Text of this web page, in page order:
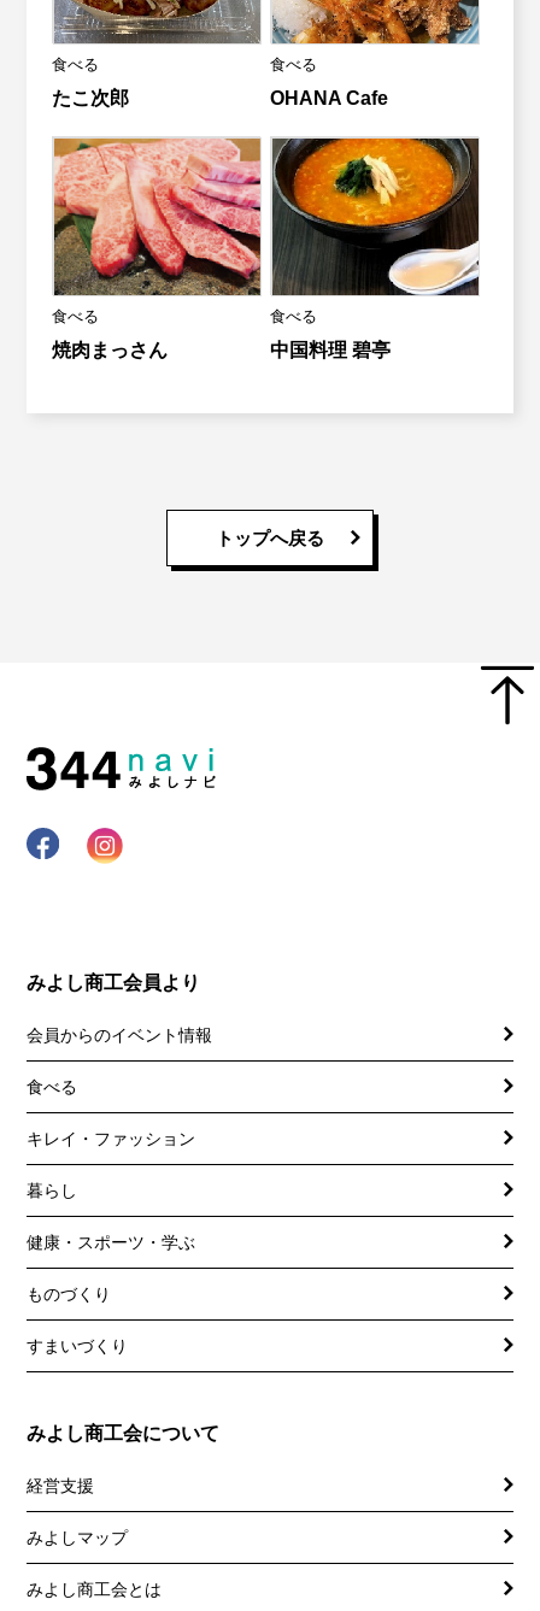
食べる
たこ次郎
食べる
OHANA Cafe
食べる
焼肉まっさん
食べる
中国料理 碧亭
トップへ戻る
みよし商工会員より
会員からのイベント情報
食べる
キレイ・ファッション
暮らし
健康・スポーツ・学ぶ
ものづくり
すまいづくり
みよし商工会について
経営支援
講習会
記帳相談指導
みよしマップ
みよし商工会とは